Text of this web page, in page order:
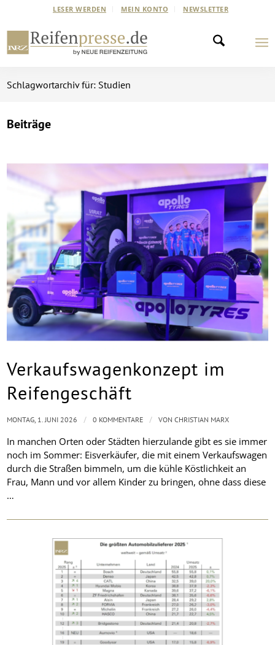
LESER WERDEN MEIN KONTO NEWSLETTER
Schlagwortarchiv für: Studien
Beiträge
Verkaufswagenkonzept im
Reifengeschäft
In manchen Orten oder Städten hierzulande gibt es sie immer
noch im Sommer: Eisverkäufer, die mit einem Verkaufswagen
durch die Straßen bimmeln, um die kühle Köstlichkeit an
Frau, Mann und vor allem Kinder zu bringen, ohne dass diese
…
MONTAG, 1. JUNI 2026 / 0 KOMMENTARE / VONCHRISTIAN MARX